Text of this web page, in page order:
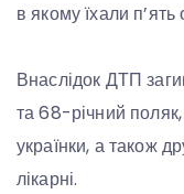
в якому їхали п’ять
Внаслідок ДТП
та 68-річний
українки, а також
лікарні.